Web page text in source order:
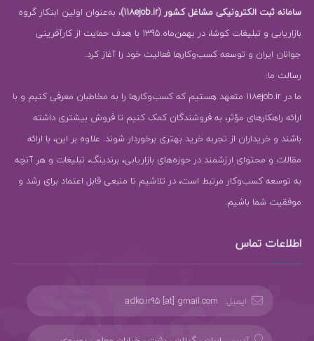
سامانه ثبت الکترونیکی مشاغل کشور (118ejob.ir)
، به‌عنوان اولین ابتکار گروه
بازاریابی و تبلیغات کوشا، در بهمن‌ماه 1395 با هدف حمایت از کارآفرینی
جوانان ایران و توسعه کسب‌وکارها فعالیت خود را آغاز کرد.
رسالت ما:
ما در 118ejob.ir متعهد هستیم که کسب‌وکارها را به مخاطبان معرفی کنیم و با
ارائه راهکارهای مؤثر، به فروشندگان کمک کنیم تا فروش بیشتری داشته
باشند و خریداران از تجربه خرید بهتری برخوردار شوند. علاوه بر این، با ارائه
مقالات و محتوای ارزشمند در حوزه‌های بازاریابی، برندینگ، تبلیغات و هر آنچه
به توسعه کسب‌وکار مرتبط است، در تلاشیم تا منبعی قابل اعتماد برای رشد و
موفقیت شما باشیم.
اطلاعات تماس
ایمیل: adko.ir95 [at] gmail.com